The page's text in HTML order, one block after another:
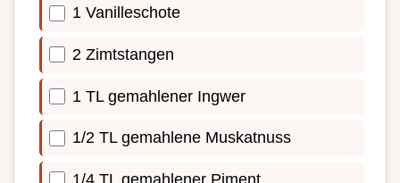
1 Vanilleschote
2 Zimtstangen
1 TL gemahlener Ingwer
1/2 TL gemahlene Muskatnuss
1/4 TL gemahlener Piment